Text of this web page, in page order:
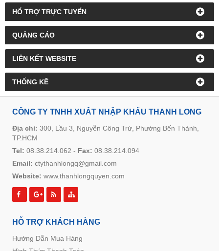
HỔ TRỢ TRỰC TUYẾN
QUẢNG CÁO
LIÊN KẾT WEBSITE
THỐNG KÊ
CÔNG TY TNHH XUẤT NHẬP KHẨU THANH LONG
Địa chỉ: 300, Lầu 3, Nguyễn Công Trứ, Phường Bến Thành,
TP.HCM
Tel: 08.38.214.062 - Fax: 08.38.214.094
Email: ctythanhlongq@gmail.com
Website: www.thanhlongquyen.com
HỖ TRỢ KHÁCH HÀNG
Hướng Dẫn Mua Hàng